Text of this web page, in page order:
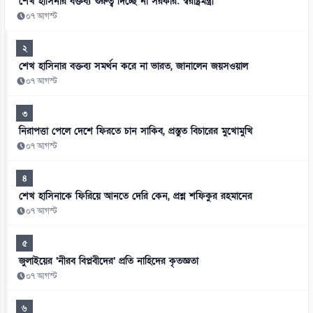
০৭ আগস্ট
২
শেখ হাসিনার বক্তব্য সমর্থন করে না ভারত, জানালেন জয়সওয়াল
০৭ আগস্ট
৩
নিরাপত্তা পেলে দেশে ফিরতে চান সাকিব, প্রস্তুত বিচারের মুখোমুখি
০৭ আগস্ট
৪
শেখ হাসিনাকে ফিরিয়ে আনতে দেরি কেন, প্রশ্ন শফিকুর রহমানের
০৭ আগস্ট
৫
জুলাইয়ের ‘নীরব বিপ্লবীদের’ প্রতি নাহিদের কৃতজ্ঞতা
০৭ আগস্ট
৬